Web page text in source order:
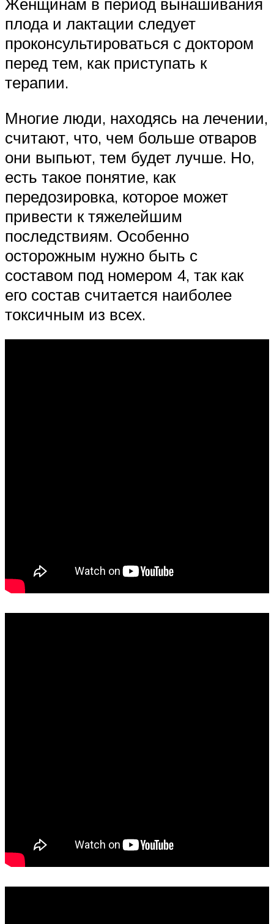
плода и лактации следует
проконсультироваться с доктором
перед тем, как приступать к
терапии.
Многие люди, находясь на лечении,
считают, что, чем больше отваров
они выпьют, тем будет лучше. Но,
есть такое понятие, как
передозировка, которое может
привести к тяжелейшим
последствиям. Особенно
осторожным нужно быть с
составом под номером 4, так как
его состав считается наиболее
токсичным из всех.